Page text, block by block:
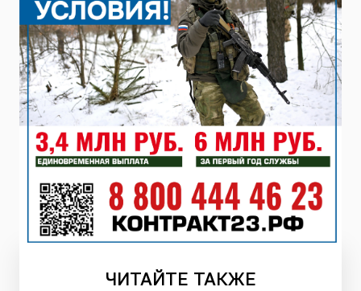
ЧИТАЙТЕ ТАКЖЕ